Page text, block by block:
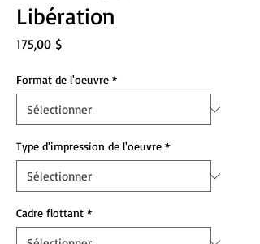
Libération
175,00 $Prix
Format de l'oeuvre *
Type d'impression de l'oeuvre *
Cadre flottant *